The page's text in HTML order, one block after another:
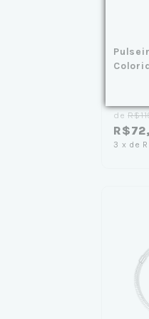
de
3 x de